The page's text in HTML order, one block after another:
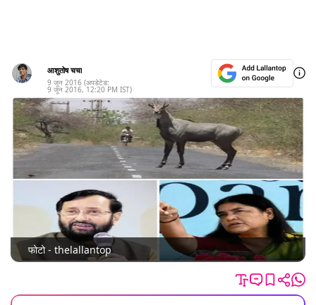
आशुतोष चचा
9 जून 2016 (अपडेटेड:
9 जून 2016, 12:20 PM IST)
फोटो - thelallantop